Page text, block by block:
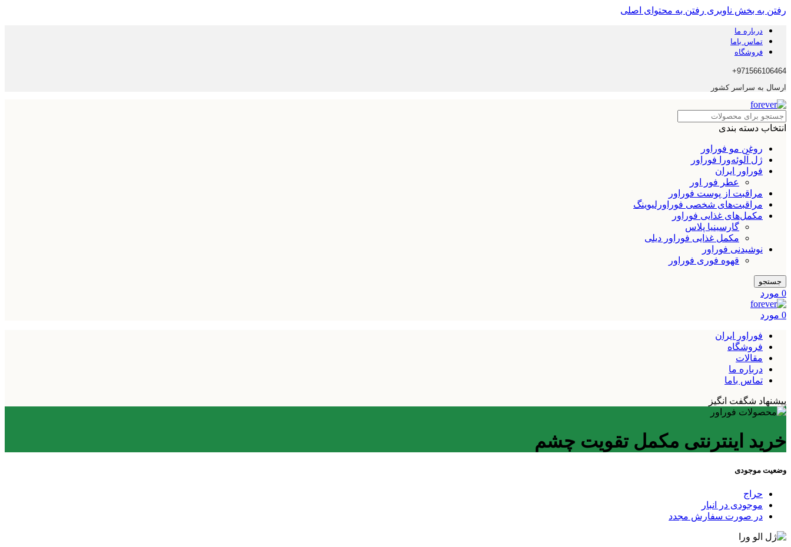
رفتن به بخش ناوبری رفتن به محتوای اصلی
درباره ما
تماس باما
فروشگاه
971566106464+
ارسال به سراسر کشور
انتخاب دسته بندی
روغن مو فوراور
ژل آلوئه‌ورا فوراور
فوراور ایران
عطر فور اور
مراقبت از پوست فوراور
مراقبت‌های شخصی فوراورلیوینگ
مکمل‌های غذایی فوراور
گارسینیا پلاس
مکمل غذایی فوراور دیلی
نوشیدنی فوراور
قهوه فوری فوراور
جستجو
0 مورد
0 مورد
فوراور ایران
فروشگاه
مقالات
درباره ما
تماس باما
پیشنهاد شگفت انگیز
خرید اینترنتی مکمل تقویت چشم
وضعیت موجودی
حراج
موجودی در انبار
در صورت سفارش مجدد